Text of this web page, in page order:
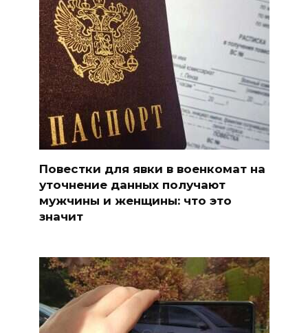
Повестки для явки в военкомат на
уточнение данных получают
мужчины и женщины: что это
значит